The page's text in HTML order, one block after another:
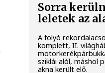
Sorra
leletek az
A folyó
komplett, II.
sziklái alól, máshol
akna került elő.